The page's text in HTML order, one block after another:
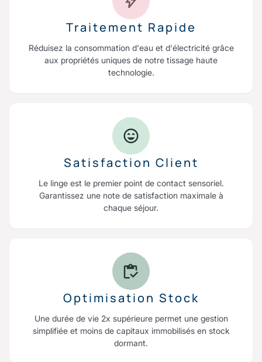
Traitement Rapide
Réduisez la consommation d'eau et d'électricité grâce
aux propriétés uniques de notre tissage haute
technologie.
Satisfaction Client
Le linge est le premier point de contact sensoriel.
Garantissez une note de satisfaction maximale à
chaque séjour.
Optimisation Stock
Une durée de vie 2x supérieure permet une gestion
simplifiée et moins de capitaux immobilisés en stock
dormant.